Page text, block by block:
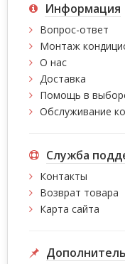
Информация
Вопрос-ответ
Монтаж
О нас
Доставка
Помощь в
Обслуживание
Служба
Контакты
Возврат товара
Карта сайта